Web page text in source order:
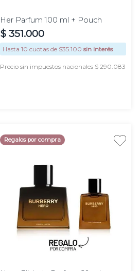
Her Parfum 100 ml + Pouch
$ 351.000
Hasta 10 cuotas de $35.100 sin interés
Precio sin impuestos nacionales $ 290.083
Regalos por compra